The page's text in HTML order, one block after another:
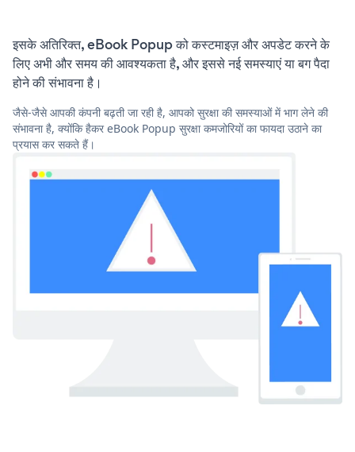
इसके अतिरिक्त, eBook Popup को कस्टमाइज़ और अपडेट करने के
लिए अभी और समय की आवश्यकता है, और इससे नई समस्याएं या बग पैदा
होने की संभावना है।
जैसे-जैसे आपकी कंपनी बढ़ती जा रही है, आपको सुरक्षा की समस्याओं में भाग लेने की
संभावना है, क्योंकि हैकर eBook Popup सुरक्षा कमजोरियों का फायदा उठाने का
प्रयास कर सकते हैं।